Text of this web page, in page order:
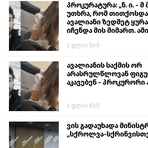
პროკურატურა: „ნ. ი. - მ
უთხრა, რომ
ავალიანი ზედმეტ
იჩენდა მის მიმართ.
თავს დასხმოდა გიგა
2 დღის წინ
ავალიანის საქმის ორ
არასრულწლოვან
აკავებენ - პროკურორი
3 დღის წინ
ვის გადაუხადა
„სქროლვა-